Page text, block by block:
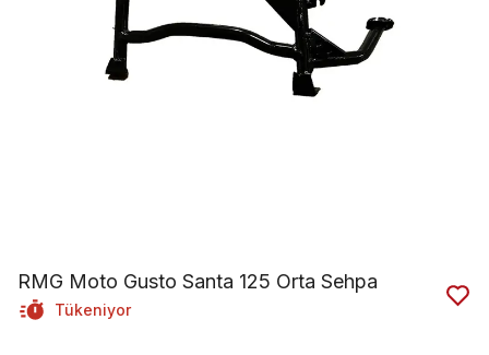
RMG Moto Gusto Santa 125 Orta Sehpa
Tükeniyor